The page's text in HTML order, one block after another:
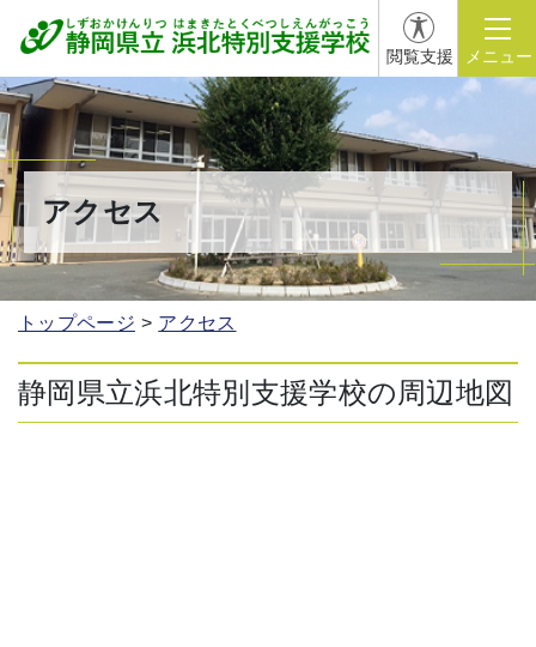
閲覧支援 メニュー
アクセス
トップページ アクセス
静岡県立浜北特別支援学校の周辺地図